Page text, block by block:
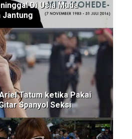
Di Usia Muda
Jantung
Tatum ketika Pakai
Spanyol Seksi